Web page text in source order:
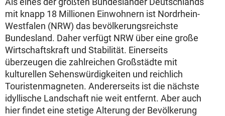
mit knapp 18 Millionen Einwohnern ist Nordrhein-
Westfalen (NRW) das bevölkerungsreichste
Bundesland. Daher verfügt NRW über eine große
Wirtschaftskraft und Stabilität. Einerseits
überzeugen die zahlreichen Großstädte mit
kulturellen Sehenswürdigkeiten und reichlich
Touristenmagneten. Andererseits ist die nächste
idyllische Landschaft nie weit entfernt. Aber auch
hier findet eine stetige Alterung der Bevölkerung